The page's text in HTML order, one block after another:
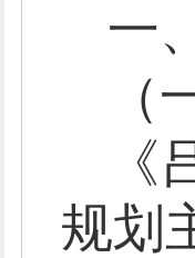
一
规划